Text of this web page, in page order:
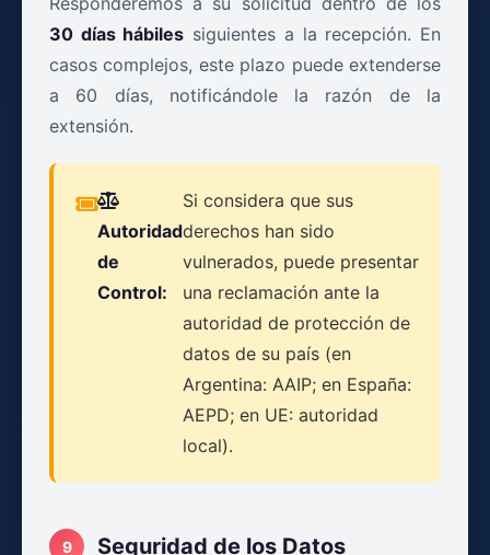
30 días hábiles siguientes a la recepción. En
casos complejos, este plazo puede extenderse
a 60 días, notificándole la razón de la
extensión.
Autoridad
de
Control:
Si considera que sus
derechos han sido
vulnerados, puede presentar
una reclamación ante la
autoridad de protección de
datos de su país (en
Argentina: AAIP; en España:
AEPD; en UE: autoridad
local).
9 Seguridad de los Datos